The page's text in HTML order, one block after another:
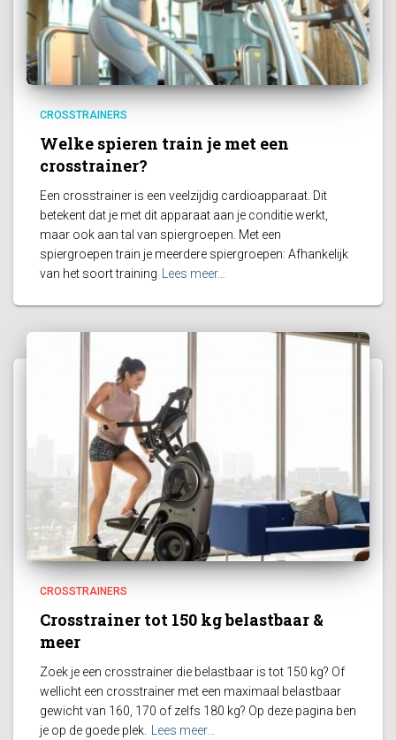
CROSSTRAINERS
Welke spieren train je met een
crosstrainer?
Een crosstrainer is een veelzijdig cardioapparaat. Dit
betekent dat je met dit apparaat aan je conditie werkt,
maar ook aan tal van spiergroepen. Met een
spiergroepen train je meerdere spiergroepen: Afhankelijk
van het soort training Lees meer…
CROSSTRAINERS
Crosstrainer tot 150 kg belastbaar &
meer
Zoek je een crosstrainer die belastbaar is tot 150 kg? Of
wellicht een crosstrainer met een maximaal belastbaar
gewicht van 160, 170 of zelfs 180 kg? Op deze pagina ben
je op de goede plek.
Lees meer…